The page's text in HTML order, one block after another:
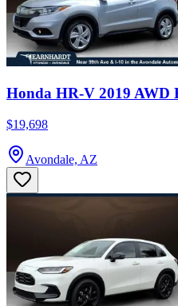
Honda HR-V 2019 AWD
$19,698
Avondale, AZ